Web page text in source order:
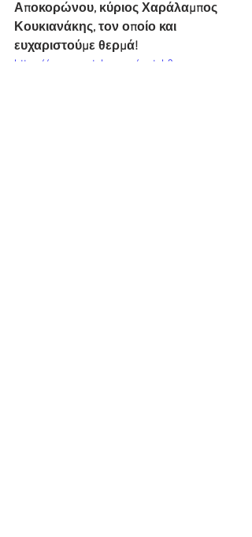
Αποκορώνου, κύριος Χαράλαμπος
Κουκιανάκης, τον οποίο και
ευχαριστούμε θερμά!
https://www.youtube.com/watch?